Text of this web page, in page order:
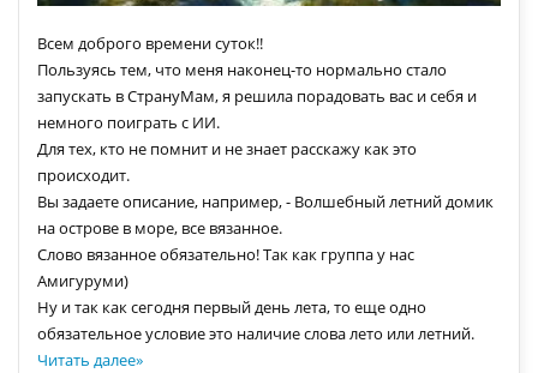
Всем доброго времени суток!!
Пользуясь тем, что меня наконец-то нормально стало
запускать в СтрануМам, я решила порадовать вас и себя и
немного поиграть с ИИ.
Для тех, кто не помнит и не знает расскажу как это
происходит.
Вы задаете описание, например, - Волшебный летний домик
на острове в море, все вязанное.
Слово вязанное обязательно! Так как группа у нас
Амигуруми)
Ну и так как сегодня первый день лета, то еще одно
обязательное условие это наличие слова лето или летний.
Читать далее»